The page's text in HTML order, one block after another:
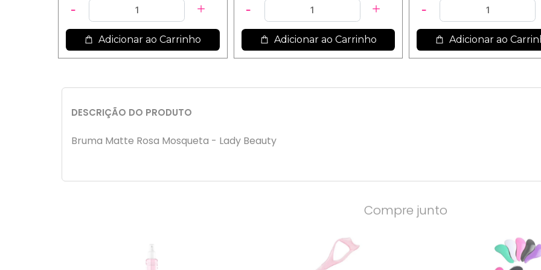
Adicionar ao Carrinho Adicionar ao Carrinho Adicionar ao
DESCRIÇÃO DO PRODUTO
Bruma Matte Rosa Mosqueta - Lady Beauty
Compre junto